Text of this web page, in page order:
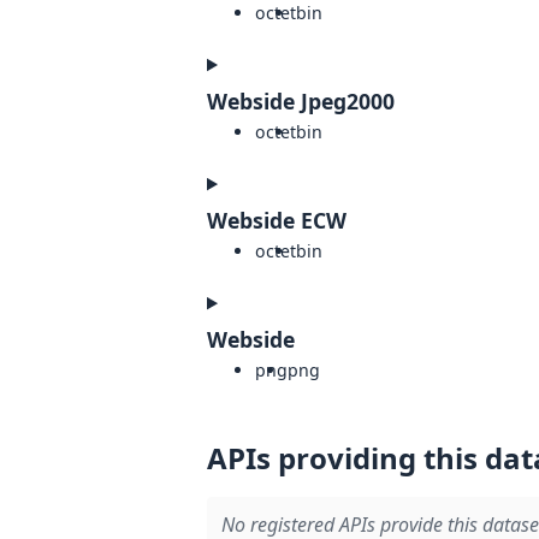
octetbin
Webside Jpeg2000
octetbin
Webside ECW
octetbin
Webside
pngpng
APIs providing this
No registered APIs provide this